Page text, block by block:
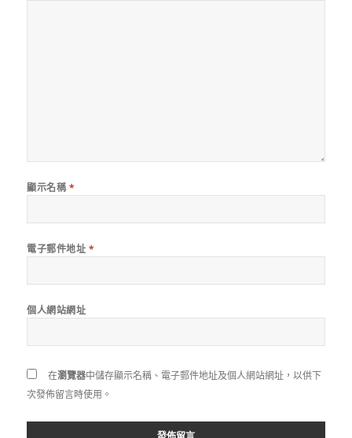
顯示名稱 *
電子郵件地址 *
個人網站網址
在瀏覽器中儲存顯示名稱、電子郵件地址及個人網站網址，以供下
次發佈留言時使用。